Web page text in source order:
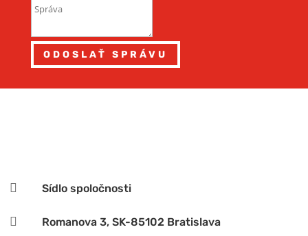
ODOSLAŤ SPRÁVU
 Sídlo spoločnosti
 Romanova 3, SK-85102 Bratislava